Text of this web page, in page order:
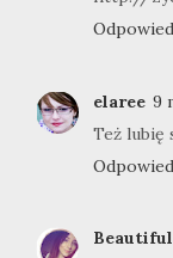
elaree 9
Też lubię